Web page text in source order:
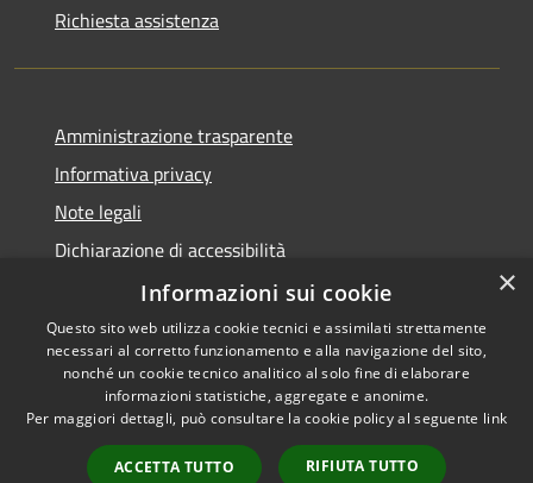
Richiesta assistenza
Amministrazione trasparente
Informativa privacy
Note legali
Dichiarazione di accessibilità
Piano di miglioramento dei servizi
RSS
Accessibilità
Copyright © 2026 • Comune di
Municipium•
Accesso
×
Informazioni sui cookie
Questo sito web utilizza cookie tecnici e assimilati strettamente
necessari al corretto funzionamento e alla navigazione del sito,
nonché un cookie tecnico analitico al solo fine di elaborare
informazioni statistiche, aggregate e anonime.
Per maggiori dettagli, può consultare la cookie policy al seguente link
ACCETTA TUTTO RIFIUTA TUTTO